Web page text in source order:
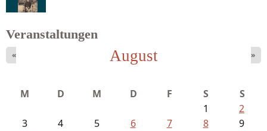
Ein Leben zwischen Drievorden und...
Veranstaltungen
August
« »
M D M D F S
S
1
2
3
4 5 6 7 8
9